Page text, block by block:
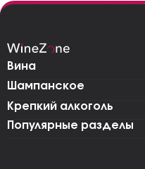
Вина
Шампанское
Крепкий алкоголь
Популярные разделы